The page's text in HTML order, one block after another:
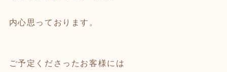
内心思っております。
ご予定くださったお客様には